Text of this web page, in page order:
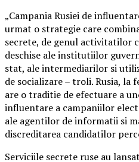
„Campania Rusiei de
urmat o strategie care
secrete, de genul activitatilor
deschise ale institutiilor
stat, ale intermediarilor si
de socializare – troli. Rusia, la
are o traditie de efectuare a
influentare a campaniilor
ale agentilor de informatii si
discreditarea candidatilor
Serviciile secrete ruse au